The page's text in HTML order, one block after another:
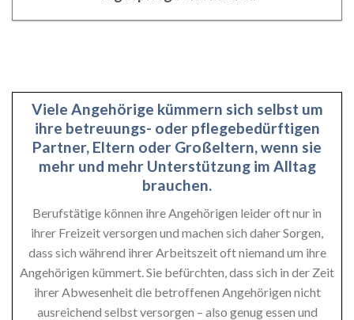
Viele Angehörige kümmern sich selbst um
ihre betreuungs- oder pflegebedürftigen
Partner, Eltern oder Großeltern, wenn sie
mehr und mehr Unterstützung im Alltag
brauchen.
Berufstätige können ihre Angehörigen leider oft nur in
ihrer Freizeit versorgen und machen sich daher Sorgen,
dass sich während ihrer Arbeitszeit oft niemand um ihre
Angehörigen kümmert. Sie befürchten, dass sich in der Zeit
ihrer Abwesenheit die betroffenen Angehörigen nicht
ausreichend selbst versorgen – also genug essen und